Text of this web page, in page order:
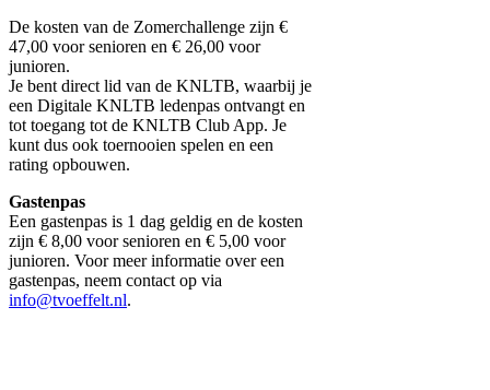
De kosten van de Zomerchallenge zijn €
47,00 voor senioren en € 26,00 voor
junioren.
Je bent direct lid van de KNLTB, waarbij je
een Digitale KNLTB ledenpas ontvangt en
tot toegang tot de KNLTB Club App. Je
kunt dus ook toernooien spelen en een
rating opbouwen.
Gastenpas
Een gastenpas is 1 dag geldig en de kosten
zijn € 8,00 voor senioren en € 5,00 voor
junioren. Voor meer informatie over een
gastenpas, neem contact op via
info@tvoeffelt.nl.